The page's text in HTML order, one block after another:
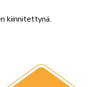
kiinnitettynä.